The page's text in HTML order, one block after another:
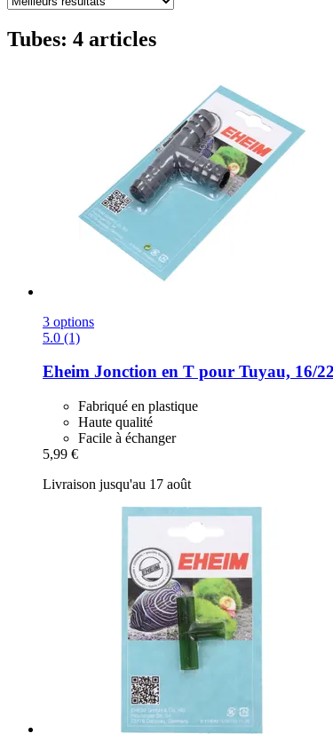
Tubes: 4 articles
3 options
5.0 (1)
Eheim Jonction en T pour Tuyau, 16/
Fabriqué en plastique
Haute qualité
Facile à échanger
5,99 €
Livraison jusqu'au 17 août